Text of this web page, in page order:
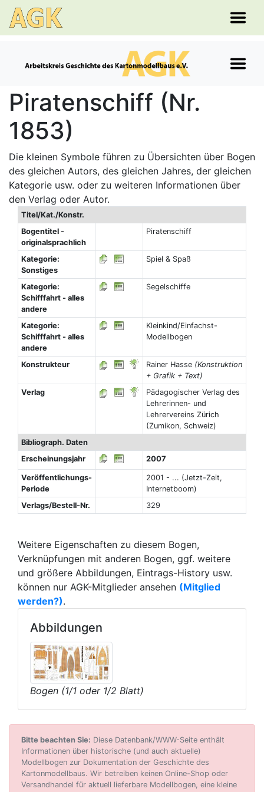
Piratenschiff (Nr.
1853)
Die kleinen Symbole führen zu Übersichten über Bogen
des gleichen Autors, des gleichen Jahres, der gleichen
Kategorie usw. oder zu weiteren Informationen über
den Verlag oder Autor.
Titel/Kat./Konstr.
Bogentitel -
originalsprachlich
Piratenschiff
Kategorie:
Sonstiges
Spiel & Spaß
Kategorie:
Schifffahrt - alles
andere
Segelschiffe
Kategorie:
Schifffahrt - alles
andere
Kleinkind/Einfachst-
Modellbogen
Konstrukteur Rainer Hasse (Konstruktion
+ Grafik + Text)
Verlag
Pädagogischer Verlag des
Lehrerinnen- und
Lehrervereins Zürich
(Zumikon, Schweiz)
Bibliograph. Daten
Erscheinungsjahr
2007
Veröffentlichungs-
Periode
2001 - ... (Jetzt-Zeit,
Internetboom)
Verlags/Bestell-Nr.
329
Weitere Eigenschaften zu diesem Bogen,
Verknüpfungen mit anderen Bogen, ggf. weitere
und größere Abbildungen, Eintrags-History usw.
können nur AGK-Mitglieder ansehen (Mitglied
werden?).
Abbildungen
Bogen (1/1 oder 1/2 Blatt)
Bitte beachten Sie: Diese Datenbank/WWW-Seite enthält
Informationen über historische (und auch aktuelle)
Modellbogen zur Dokumentation der Geschichte des
Kartonmodellbaus. Wir betreiben keinen Online-Shop oder
Versandhandel für aktuell lieferbare Modellbogen, eine kleine